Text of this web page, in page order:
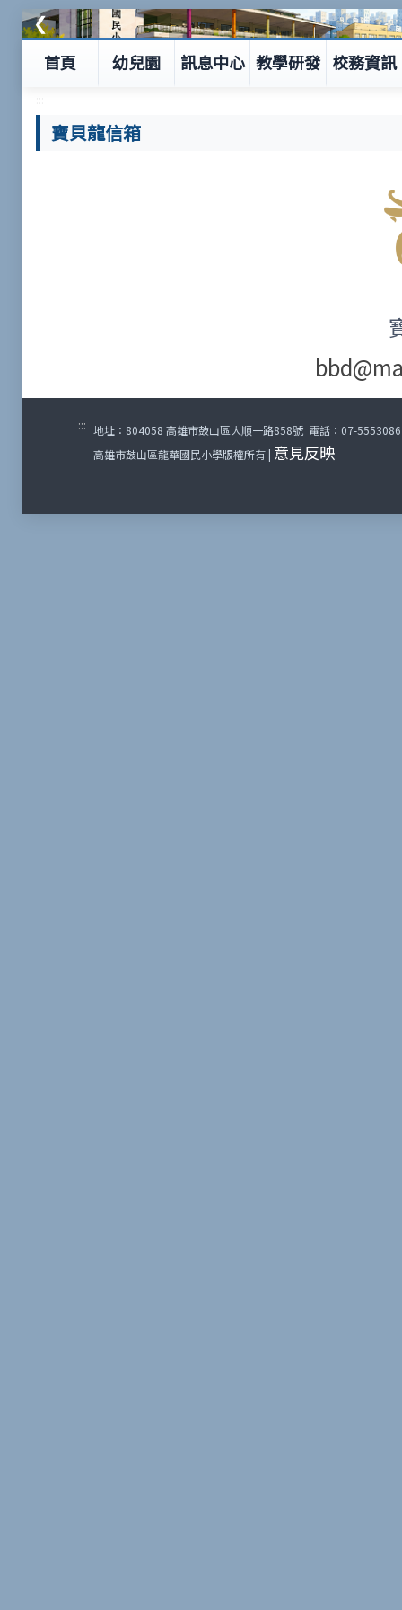
❮
首頁 幼兒園 訊息中心 教學研發 校務資訊
寶貝龍信箱
::: 地址：804058 高雄市鼓山區大順一路858號 電話：07-
高雄市鼓山區龍華國民小學版權所有 | 意見反映